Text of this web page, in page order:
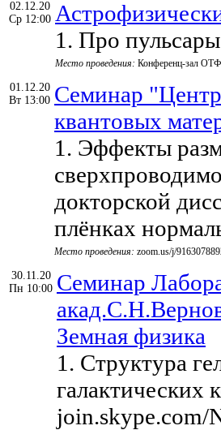
02.12.20
Ср 12:00
1. Про
Место проведения: Конференц-зал ОТФ
01.12.20
Вт 13:00 Семинар
квантовых
1. Эффекты
докторской
плёнках
Место проведения: zoom.us/j/
30.11.20
Пн 10:00 Семинар
Земная физика
1. Структура